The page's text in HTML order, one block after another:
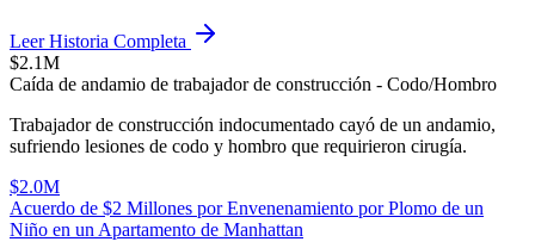
Leer Historia Completa
$2.1M
Caída de andamio de trabajador de construcción - Codo/Hombro
Trabajador de construcción indocumentado cayó de un andamio,
sufriendo lesiones de codo y hombro que requirieron cirugía.
$2.0M
Acuerdo de $2 Millones por Envenenamiento por Plomo de un
Niño en un Apartamento de Manhattan